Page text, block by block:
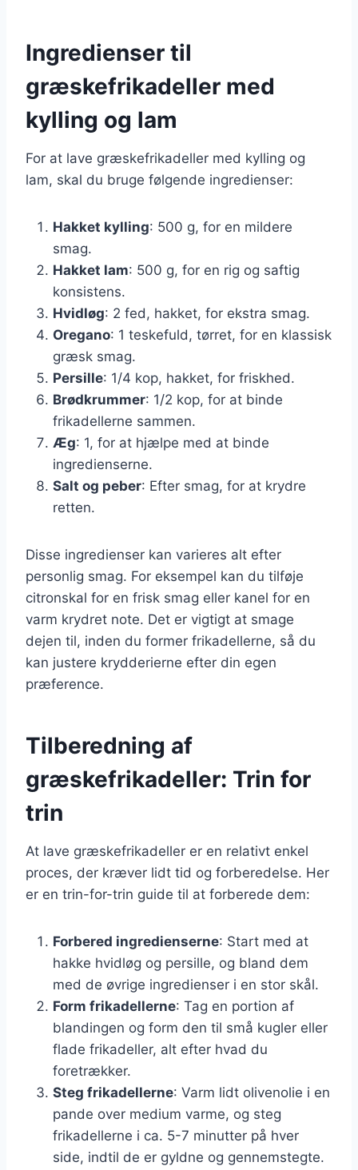
Ingredienser til
græskefrikadeller med
kylling og lam
For at lave græskefrikadeller med kylling og
lam, skal du bruge følgende ingredienser:
Hakket kylling: 500 g, for en mildere
smag.
Hakket lam: 500 g, for en rig og saftig
konsistens.
Hvidløg: 2 fed, hakket, for ekstra smag.
Oregano: 1 teskefuld, tørret, for en klassisk
græsk smag.
Persille: 1/4 kop, hakket, for friskhed.
Brødkrummer: 1/2 kop, for at binde
frikadellerne sammen.
Æg: 1, for at hjælpe med at binde
ingredienserne.
Salt og peber: Efter smag, for at krydre
retten.
Disse ingredienser kan varieres alt efter
personlig smag. For eksempel kan du tilføje
citronskal for en frisk smag eller kanel for en
varm krydret note. Det er vigtigt at smage
dejen til, inden du former frikadellerne, så du
kan justere krydderierne efter din egen
præference.
Tilberedning af
græskefrikadeller: Trin for
trin
At lave græskefrikadeller er en relativt enkel
proces, der kræver lidt tid og forberedelse. Her
er en trin-for-trin guide til at forberede dem:
Forbered ingredienserne: Start med at
hakke hvidløg og persille, og bland dem
med de øvrige ingredienser i en stor skål.
Form frikadellerne: Tag en portion af
blandingen og form den til små kugler eller
flade frikadeller, alt efter hvad du
foretrækker.
Steg frikadellerne: Varm lidt olivenolie i en
pande over medium varme, og steg
frikadellerne i ca. 5-7 minutter på hver
side, indtil de er gyldne og gennemstegte.